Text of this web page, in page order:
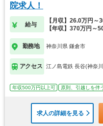
院求人！
給与
【月収】26.0万円～
【年収】370万円～
勤務地 神奈川県 鎌倉市
アクセス 江ノ島電鉄 長谷(神奈
年収500万円以上可 原則、引越しを伴
求人の詳細を見る